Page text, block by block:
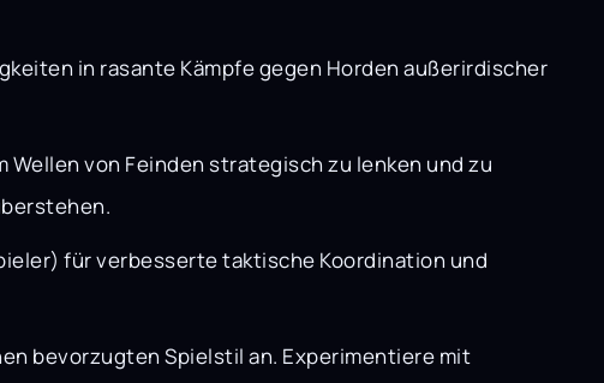
in rasante Kämpfe gegen Horden außerirdischer
von Feinden strategisch zu lenken und zu
für verbesserte taktische Koordination und
bevorzugten Spielstil an. Experimentiere mit